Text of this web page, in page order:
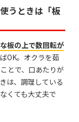
うときは「板
板の上で数回転が
OK。オクラを茹
とで、口あたりが
は、調理している
くても大丈夫で